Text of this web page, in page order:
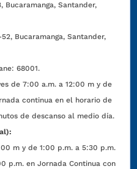
Bucaramanga, Santander,
Bucaramanga, Santander,
68001.
de 7:00 a.m. a 12:00 m y de
continua en el horario de
de descanso al medio día.
m y de 1:00 p.m. a 5:30 p.m.
en Jornada Continua con